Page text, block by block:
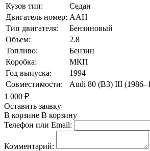
Кузов тип:
Седан
Двигатель номер: AAH
Тип двигателя:
Бензиновый
Объем:
2.8
Топливо:
Бензин
Коробка:
МКП
Год выпуска:
1994
Совместимости:
Audi 80 (B3) III
1 000 ₽
Оставить заявку
В корзине В корзину
Телефон или Email:
Комментарий: